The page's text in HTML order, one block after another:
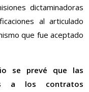
dictaminadoras
al articulado
que fue aceptado
se prevé que las
a los contratos